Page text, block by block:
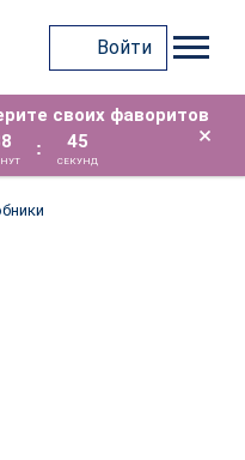
Войти
своих фаворитов
: 45
СЕКУНД
×